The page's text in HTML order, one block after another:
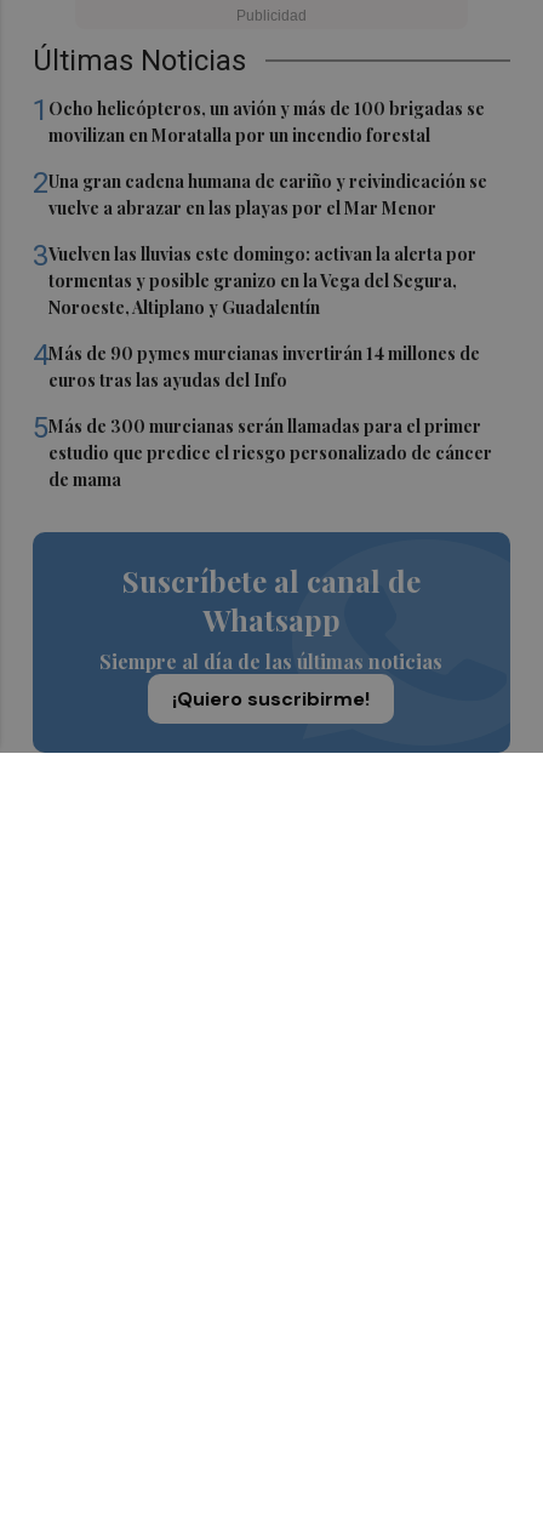
Últimas Noticias
1 Ocho helicópteros, un avión y más de 100 brigadas se
movilizan en Moratalla por un incendio forestal
2Una gran cadena humana de cariño y reivindicación se
vuelve a abrazar en las playas por el Mar Menor
3Vuelven las lluvias este domingo: activan la alerta por
tormentas y posible granizo en la Vega del Segura,
Noroeste, Altiplano y Guadalentín
4Más de 90 pymes murcianas invertirán 14 millones de
euros tras las ayudas del Info
5Más de 300 murcianas serán llamadas para el primer
estudio que predice el riesgo personalizado de cáncer
de mama
Suscríbete al canal de
Whatsapp
Siempre al día de las últimas noticias
¡Quiero suscribirme!